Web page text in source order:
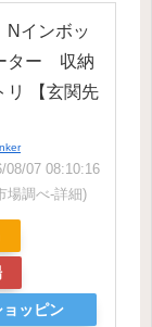
Nインボッ
ター 収納
リ 【玄関先
08/07 08:10:16
場調べ-詳細)
ッピン